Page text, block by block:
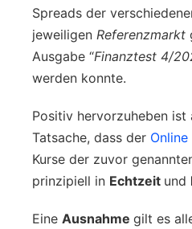
Spreads der
jeweiligen Referenzmarkt
Ausgabe “Finanztest 4/
werden konnte.
Positiv hervorzuheben ist
Tatsache, dass der
Kurse der zuvor
prinzipiell in Echtzeit und
Eine Ausnahme gilt es